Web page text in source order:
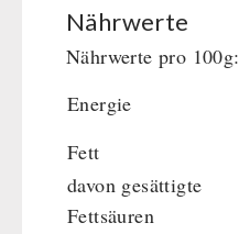
Nährwerte
Nährwerte pro 100g:
Energie
Fett
davon gesättigte
Fettsäuren